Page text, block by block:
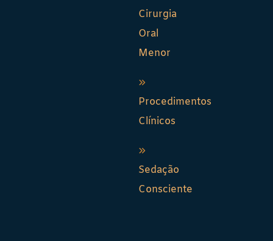
Cirurgia
Oral
Menor
Procedimentos
Clínicos
Sedação
Consciente